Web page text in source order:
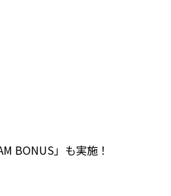
BONUS」も実施！